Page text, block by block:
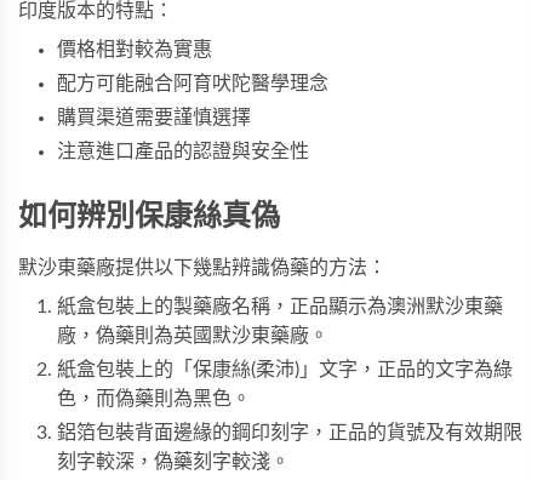
印度版本的特點：
價格相對較為實惠
配方可能融合阿育吠陀醫學理念
購買渠道需要謹慎選擇
注意進口產品的認證與安全性
如何辨別保康絲真偽
默沙東藥廠提供以下幾點辨識偽藥的方法：
紙盒包裝上的製藥廠名稱，正品顯示為澳洲默沙東藥
廠，偽藥則為英國默沙東藥廠。
紙盒包裝上的「保康絲(柔沛)」文字，正品的文字為綠
色，而偽藥則為黑色。
鋁箔包裝背面邊緣的鋼印刻字，正品的貨號及有效期限
刻字較深，偽藥刻字較淺。